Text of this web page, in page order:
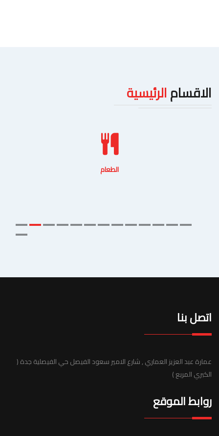
الاقسامالرئيسية
الطعام
اتصل بنا
عمارة عبد العزيز العماري , شارع الامير سعود الفيصل حي الفيصلية جدة (
الكبري المربع )
روابط الموقع